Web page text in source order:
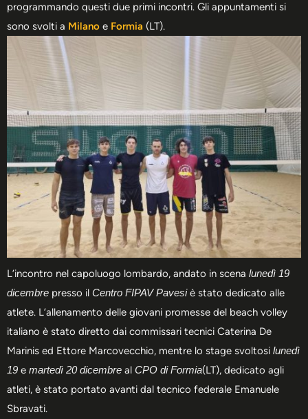
programmando questi due primi incontri. Gli appuntamenti si
sono svolti a Milano e Formia (LT).
L’incontro nel capoluogo lombardo, andato in scena lunedì 19
dicembre presso il Centro FIPAV Pavesiè stato dedicato alle
atlete. L’allenamento delle giovani promesse del beach volley
italiano è stato diretto dai commissari tecnici Caterina De
Marinis ed Ettore Marcovecchio, mentre lo stage svoltosi lunedì
19 e martedì 20 dicembre al CPO di Formia(LT), dedicato agli
atleti, è stato portato avanti dal tecnico federale Emanuele
Sbravati.